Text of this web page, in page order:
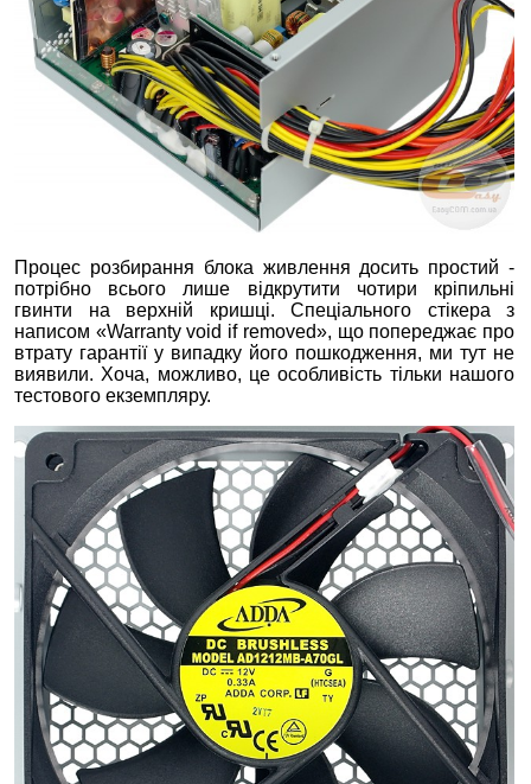
Процес розбирання блока живлення досить простий -
потрібно всього лише відкрутити чотири кріпильні
гвинти на верхній кришці. Спеціального стікера з
написом «Warranty void if removed», що попереджає про
втрату гарантії у випадку його пошкодження, ми тут не
виявили. Хоча, можливо, це особливість тільки нашого
тестового екземпляру.